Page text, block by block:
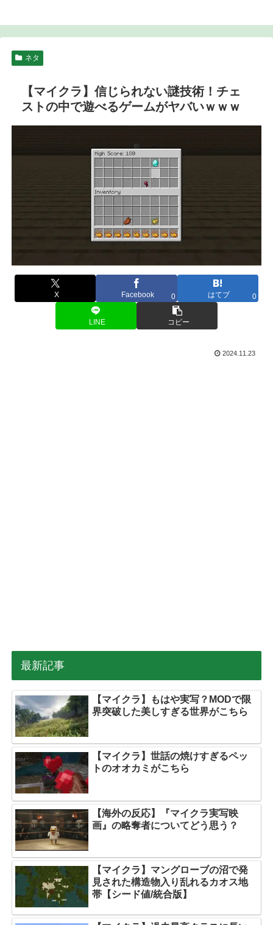
ネタ
【マイクラ】信じられない謎技術！チェ
ストの中で遊べるゲームがヤバいｗｗｗ
X Facebook 0 はてブ 0
LINE コピー
2024.11.23
最新記事
【マイクラ】もはや実写？MODで限
界突破した美しすぎる世界がこちら
【マイクラ】世話の焼けすぎるペッ
トのオオカミがこちら
【海外の反応】『マイクラ実写映
画』の略奪者についてどう思う？
【マイクラ】マングローブの沼で発
見された構造物入り乱れるカオス地
帯【シード値/統合版】